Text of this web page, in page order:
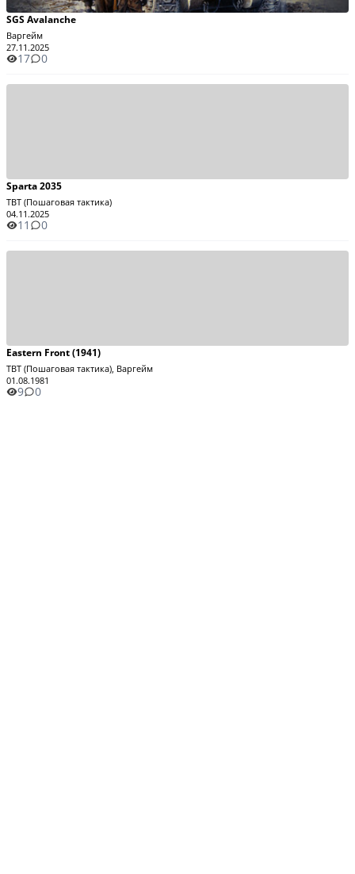
SGS Avalanche
Варгейм
27.11.2025
17 0
Sparta 2035
TBT (Пошаговая тактика)
04.11.2025
11 0
Eastern Front (1941)
TBT (Пошаговая тактика), Варгейм
01.08.1981
9 0